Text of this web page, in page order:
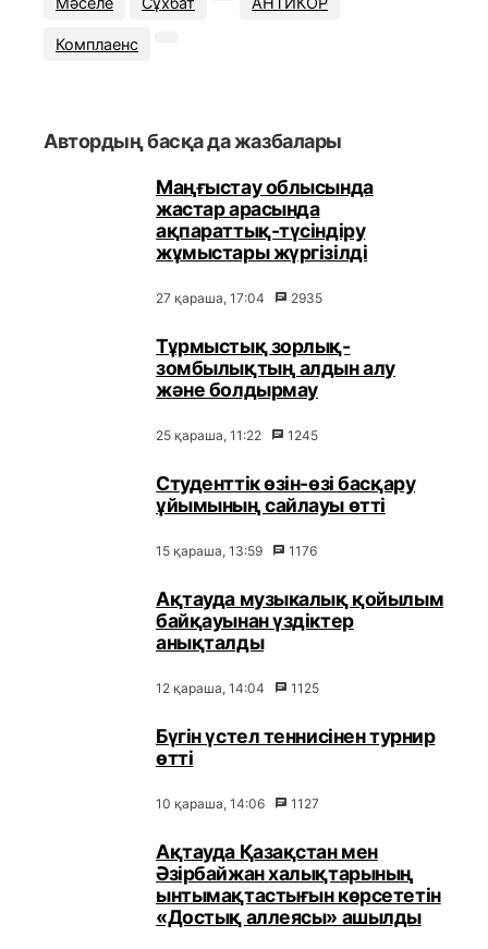
Комплаенс
Автордың басқа да жазбалары
Маңғыстау облысында
жастар арасында
ақпараттық-түсіндіру
жұмыстары жүргізілді
27 қараша, 17:04 2935
Тұрмыстық зорлық-
зомбылықтың алдын алу
және болдырмау
25 қараша, 11:22 1245
Студенттік өзін-өзі басқару
ұйымының сайлауы өтті
15 қараша, 13:59 1176
Ақтауда музыкалық қойылым
байқауынан үздіктер
анықталды
12 қараша, 14:04 1125
Бүгін үстел теннисінен турнир
өтті
10 қараша, 14:06 1127
Ақтауда Қазақстан мен
Әзірбайжан халықтарының
ынтымақтастығын көрсететін
«Достық аллеясы» ашылды